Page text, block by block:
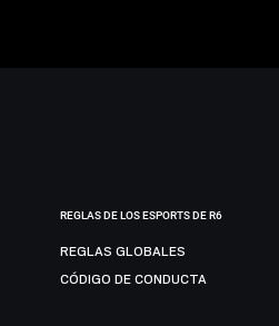
REGLAS DE LOS ESPORTS DE R6
REGLAS GLOBALES
CÓDIGO DE CONDUCTA